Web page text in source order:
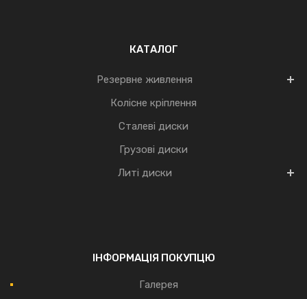
КАТАЛОГ
Резервне живлення
Колісне кріплення
Сталеві диски
Грузові диски
Литі диски
ІНФОРМАЦІЯ ПОКУПЦЮ
Галерея